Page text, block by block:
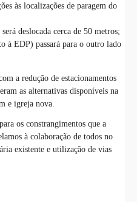
às localizações de paragem do
deslocada cerca de 50 metros;
à EDP) passará para o outro lado
a redução de estacionamentos
as alternativas disponíveis na
e igreja nova.
os constrangimentos que a
à colaboração de todos no
existente e utilização de vias